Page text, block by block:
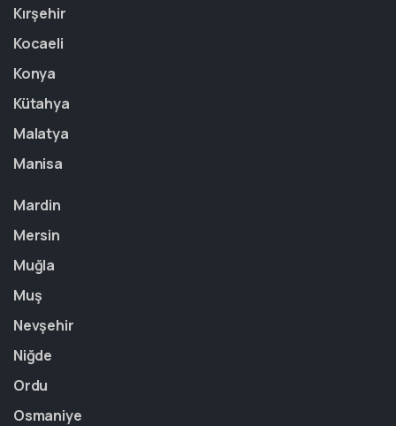
Kırşehir
Kocaeli
Konya
Kütahya
Malatya
Manisa
Mardin
Mersin
Muğla
Muş
Nevşehir
Niğde
Ordu
Osmaniye